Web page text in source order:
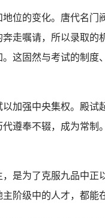
的变化。唐代名门
走嘱请，所以录取
这固然与考试的制
强中央集权。殿试
遵奉不辍，成为常
为了克服九品中正
阶级中的人才，都